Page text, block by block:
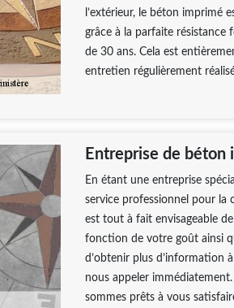
l’extérieur, le béton imprimé
grâce à la parfaite
de 30 ans. Cela est
entretien régulièrement
Entreprise de béton
En étant une entreprise
service professionnel pour la
est tout à fait envisageable
fonction de votre goût ainsi
d’obtenir plus d’information
nous appeler
sommes prêts à vous